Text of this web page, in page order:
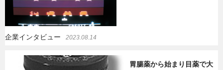
企業インタビュー 2023.08.14
胃腸薬から始まり目薬で大